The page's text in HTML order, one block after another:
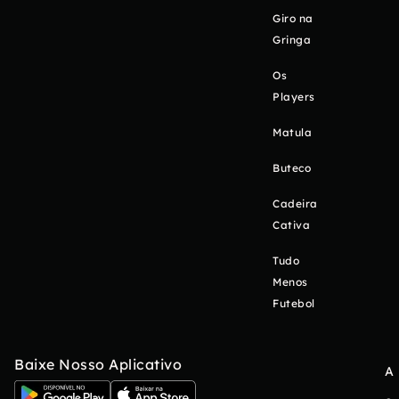
Giro na
Gringa
Os
Players
Matula
Buteco
Cadeira
Cativa
Tudo
Menos
Futebol
Baixe Nosso Aplicativo
A